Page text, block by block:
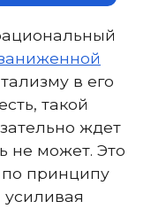
в его
такой
ждет
не может. Это
по принципу
усиливая